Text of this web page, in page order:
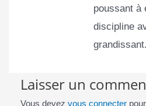
poussant à
discipline
grandissant.
Laisser un
Vous devez vous connecterpour